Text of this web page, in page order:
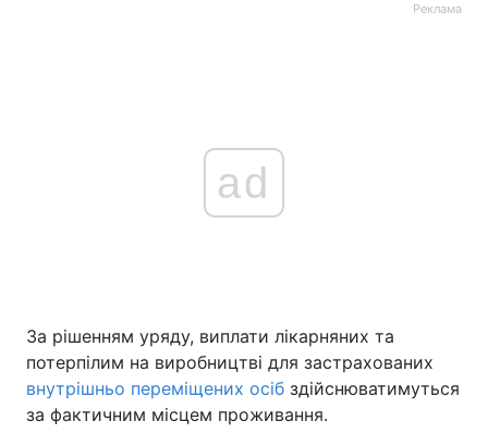
Реклама
ad
За рішенням уряду, виплати лікарняних та
потерпілим на виробництві для застрахованих
внутрішньо переміщених осіб здійснюватимуться
за фактичним місцем проживання.